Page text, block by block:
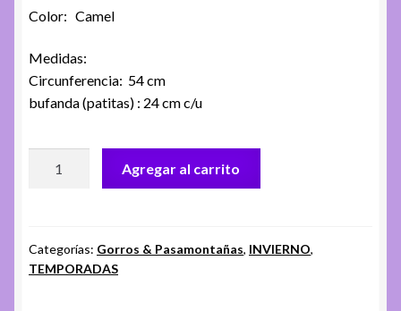
Color: Camel
Medidas:
Circunferencia: 54 cm
bufanda (patitas) : 24 cm c/u
4001.
TIGRE-
Agregar al carrito
Categorías: Gorros & Pasamontañas, INVIERNO,
TEMPORADAS